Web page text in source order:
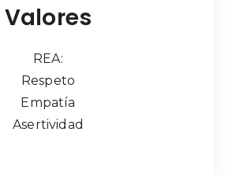
Valores
REA:
Respeto
Empatía
Asertividad